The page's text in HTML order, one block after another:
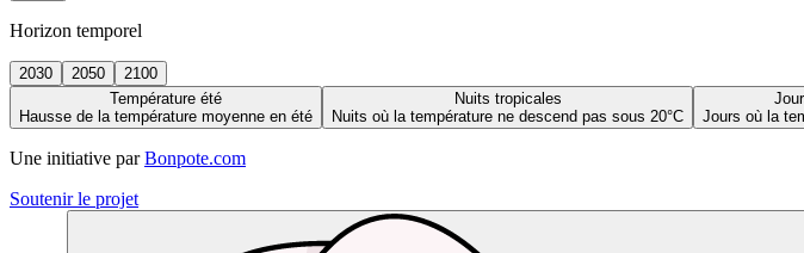
Horizon temporel
2030 2050
2100
Température été
Hausse de la température moyenne en été
Nuits tropicales
Nuits où la température ne descend pas sous 20°C
Jours où la
Une initiative par Bonpote.com
Soutenir le projet